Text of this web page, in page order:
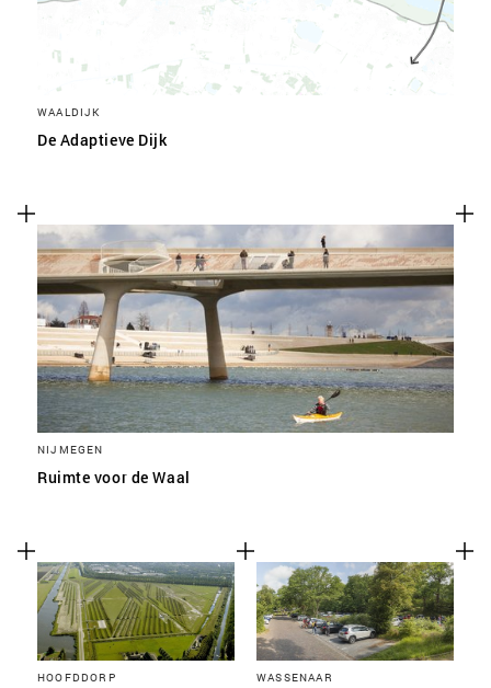
WAALDIJK
De Adaptieve Dijk
NIJMEGEN
Ruimte voor de Waal
HOOFDDORP WASSENAAR